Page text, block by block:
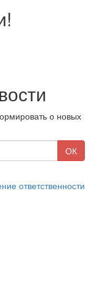
о новых
ОК
ответственности